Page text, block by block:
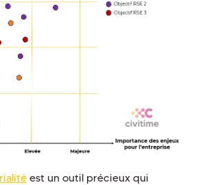
est un outil précieux qui